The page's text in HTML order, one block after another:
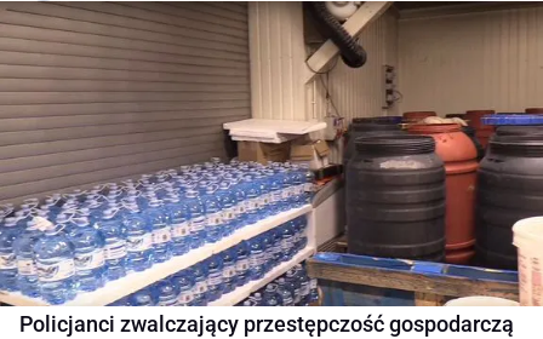
Policjanci zwalczający przestępczość gospodarczą